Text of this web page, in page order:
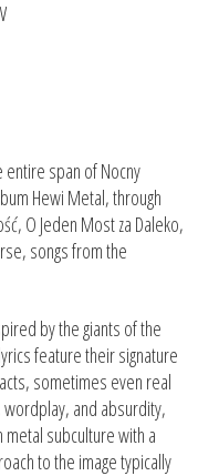
span of Nocny
Hewi Metal, through
O Jeden Most za Daleko,
songs from the
by the giants of the
feature their signature
sometimes even real
and absurdity,
metal subculture with a
to the image typically